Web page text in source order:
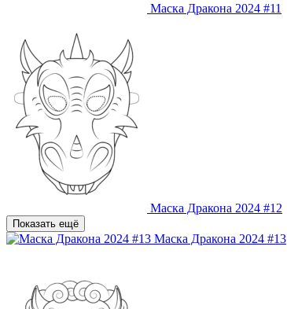
Маска Дракона 2024 #11
Маска Дракона 2024 #12
Показать ещё
Маска Дракона 2024 #13